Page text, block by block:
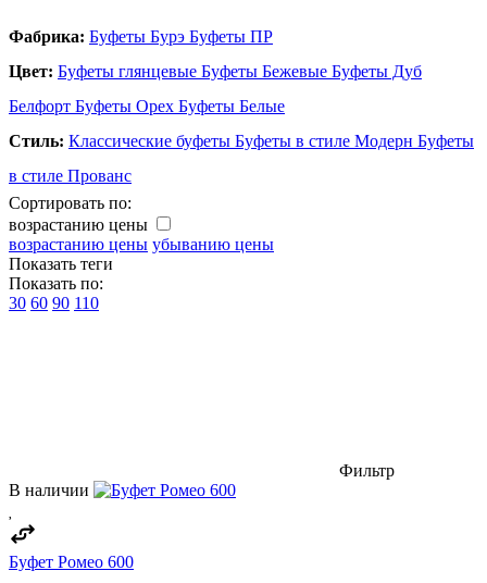
Фабрика: Буфеты Бурэ Буфеты ПР
Цвет: Буфеты глянцевые Буфеты Бежевые Буфеты Дуб
Белфорт Буфеты Орех Буфеты Белые
Стиль: Классические буфеты Буфеты в стиле Модерн Буфеты
в стиле Прованс
Сортировать по:
возрастанию цены
возрастанию цены убыванию цены
Показать теги
Показать по:
30 60 90 110
Фильтр
В наличии
Буфет Ромео 600